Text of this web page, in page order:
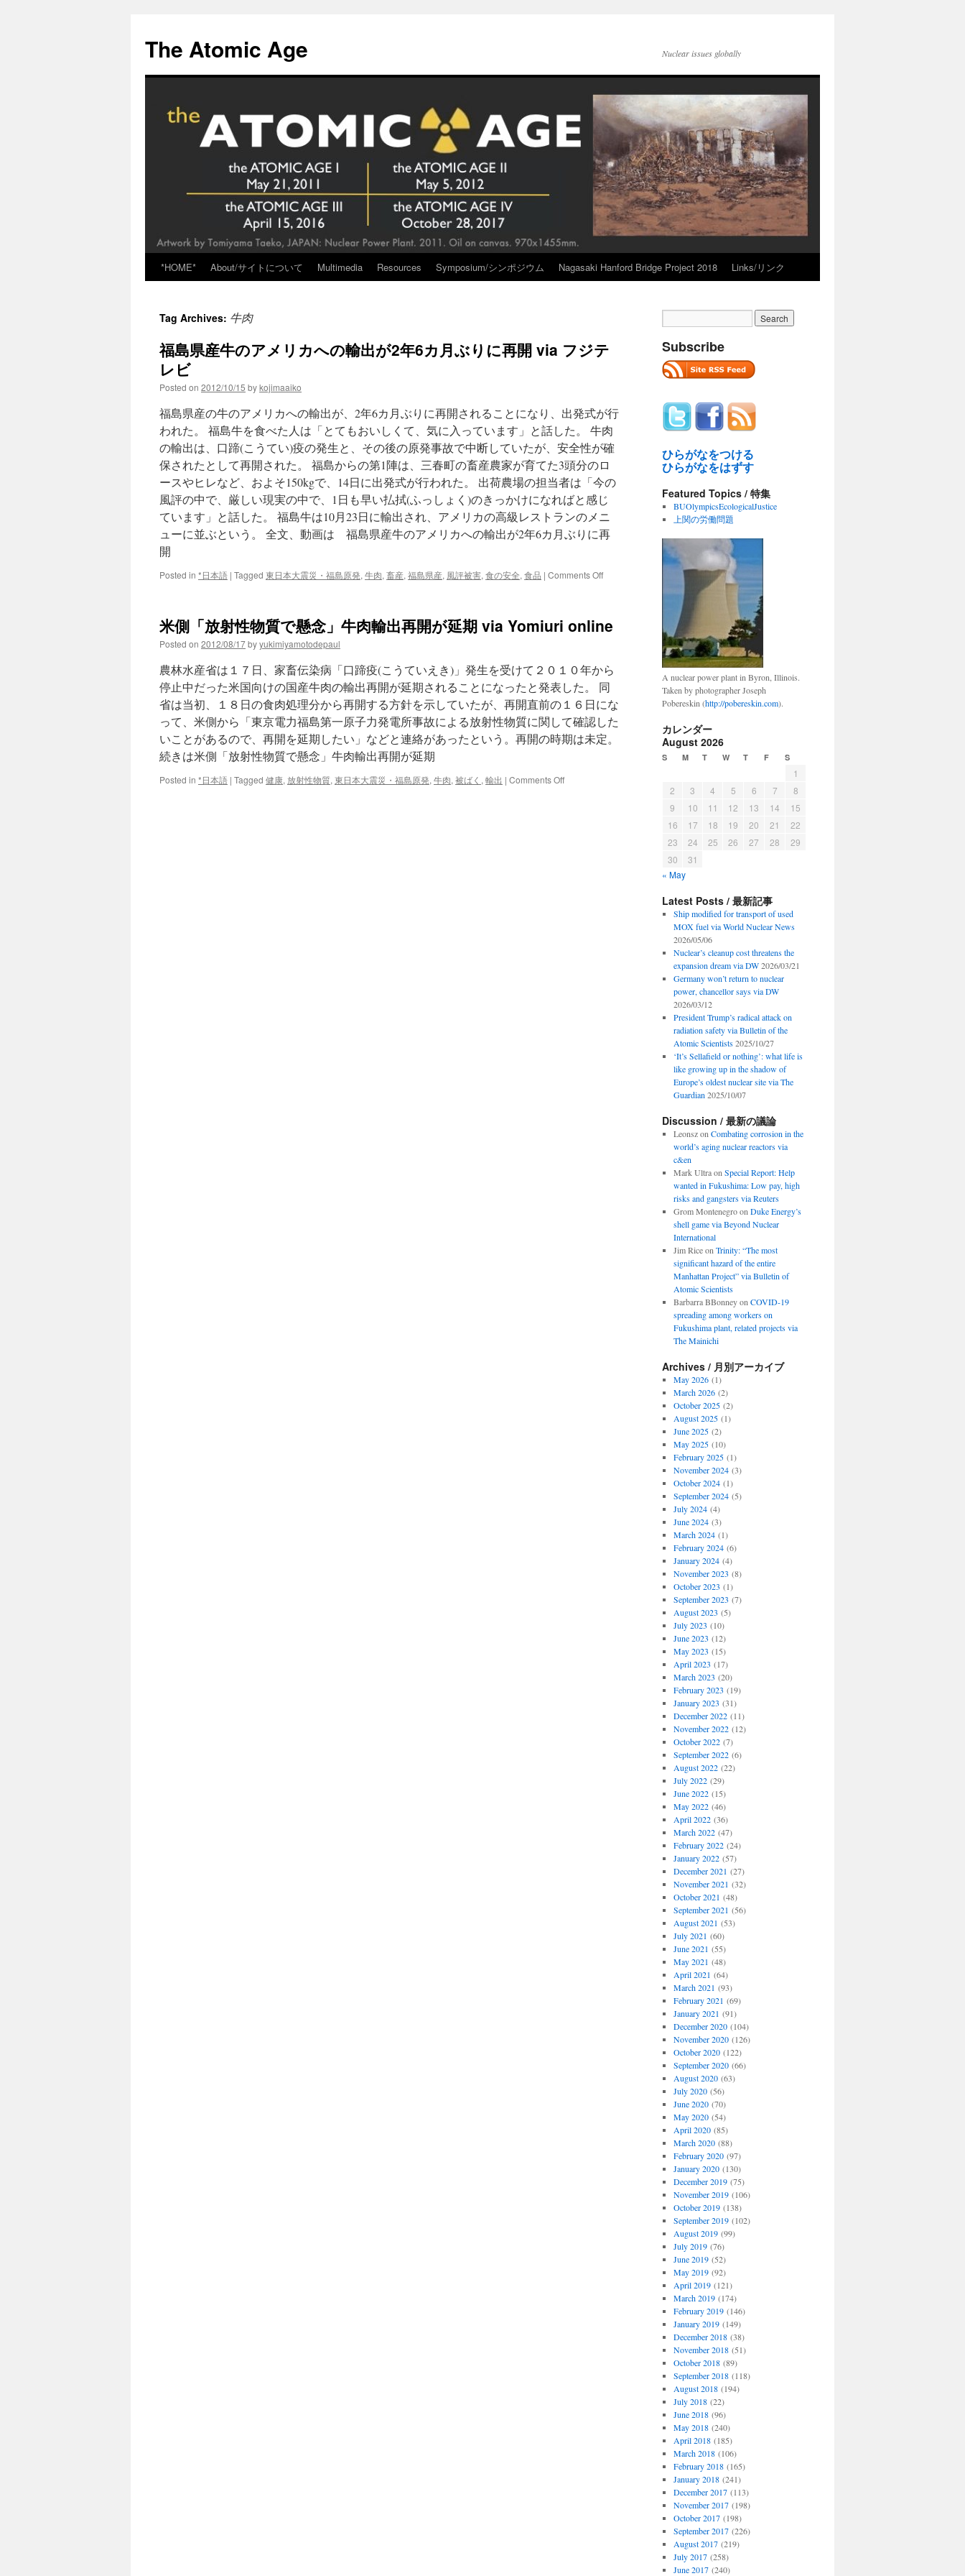
content
The Atomic Age Nuclear issues globally
*HOME* About/サイトについて Multimedia Resources Symposium/シンポジウム Nagasaki Hanford Bridge Project 2018 Links/リンク
Tag Archives: 牛肉
福島県産牛のアメリカへの輸出が2年6カ月ぶりに再開 via フジテ
レビ
Posted on 2012/10/15 bykojimaaiko
福島県産の牛のアメリカへの輸出が、2年6カ月ぶりに再開されることになり、出発式が行
われた。 福島牛を食べた人は「とてもおいしくて、気に入っています」と話した。 牛肉
の輸出は、口蹄(こうてい)疫の発生と、その後の原発事故で中断していたが、安全性が確
保されたとして再開された。 福島からの第1陣は、三春町の畜産農家が育てた3頭分のロ
ースやヒレなど、およそ150kgで、14日に出発式が行われた。 出荷農場の担当者は「今の
風評の中で、厳しい現実の中で、1日も早い払拭(ふっしょく)のきっかけになればと感じ
ています」と話した。 福島牛は10月23日に輸出され、アメリカの高級レストランのメニ
ューに並ぶという。 全文、動画は 福島県産牛のアメリカへの輸出が2年6カ月ぶりに再
開
Posted in *日本語 | Tagged 東日本大震災・福島原発, 牛肉, 畜産, 福島県産, 風評被害, 食の安全, 食品 | Comments Offon
産
ア
メ
リ
カ
へ
の
輸
米側「放射性物質で懸念」牛肉輸出再開が延期 via Yomiuri online
Posted on 2012/08/17byyukimiyamotodepaul
農林水産省は１７日、家畜伝染病「口蹄疫(こうていえき)」発生を受けて２０１０年から
停止中だった米国向けの国産牛肉の輸出再開が延期されることになったと発表した。 同
省は当初、１８日の食肉処理分から再開する方針を示していたが、再開直前の１６日にな
って、米側から「東京電力福島第一原子力発電所事故による放射性物質に関して確認した
いことがあるので、再開を延期したい」などと連絡があったという。再開の時期は未定。
続きは米側「放射性物質で懸念」牛肉輸出再開が延期
Posted in *日本語 | Tagged 健康, 放射性物質, 東日本大震災・福島原発, 牛肉, 被ばく , 輸出 | Comments Offon
Subscribe
ひらがなをつける
ひらがなをはずす
Featured Topics / 特集
BUOlympicsEcologicalJustice
上関の労働問題
A nuclear power plant in Byron, Illinois.
Taken by photographer Joseph
Pobereskin (http://pobereskin.com).
カレンダー
August 2026
S M T W T F S
1
2
3 4 5 6 7
8
9
10 11 12 13 14
15
16
17 18 19 20 21
22
23
24 25 26 27 28
29
30
31
« May
Latest Posts / 最新記事
Ship modified for transport of used
MOX fuel via World Nuclear News
2026/05/06
Nuclear’s cleanup cost threatens the
expansion dream via DW 2026/03/21
Germany won’t return to nuclear
power, chancellor says via DW
2026/03/12
President Trump’s radical attack on
radiation safety via Bulletin of the
Atomic Scientists 2025/10/27
‘It’s Sellafield or nothing’: what life is
like growing up in the shadow of
Europe’s oldest nuclear site via The
Guardian 2025/10/07
Discussion / 最新の議論
Leonszon Combating corrosion in the
world’s aging nuclear reactors via
c&en
Mark Ultraon Special Report: Help
wanted in Fukushima: Low pay, high
risks and gangsters via Reuters
Grom Montenegroon Duke Energy’s
shell game via Beyond Nuclear
International
Jim Riceon Trinity: “The most
significant hazard of the entire
Manhattan Project” via Bulletin of
Atomic Scientists
Barbarra BBonneyon COVID-19
spreading among workers on
Fukushima plant, related projects via
The Mainichi
Archives / 月別アーカイブ
May 2026(1)
March 2026(2)
October 2025(2)
August 2025(1)
June 2025(2)
May 2025(10)
February 2025(1)
November 2024(3)
October 2024(1)
September 2024(5)
July 2024(4)
June 2024(3)
March 2024(1)
February 2024(6)
January 2024(4)
November 2023 (8)
October 2023 (1)
September 2023 (7)
August 2023 (5)
July 2023 (10)
June 2023 (12)
May 2023 (15)
April 2023 (17)
March 2023 (20)
February 2023 (19)
January 2023 (31)
December 2022(11)
November 2022(12)
October 2022(7)
September 2022(6)
August 2022(22)
July 2022(29)
June 2022(15)
May 2022(46)
April 2022(36)
March 2022(47)
February 2022(24)
January 2022(57)
December 2021 (27)
November 2021 (32)
October 2021 (48)
September 2021 (56)
August 2021 (53)
July 2021 (60)
June 2021 (55)
May 2021 (48)
April 2021 (64)
March 2021 (93)
February 2021 (69)
January 2021 (91)
December 2020(104)
November 2020(126)
October 2020(122)
September 2020(66)
August 2020(63)
July 2020(56)
June 2020(70)
May 2020(54)
April 2020(85)
March 2020(88)
February 2020(97)
January 2020(130)
December 2019(75)
November 2019(106)
October 2019(138)
September 2019(102)
August 2019(99)
July 2019(76)
June 2019(52)
May 2019(92)
April 2019(121)
March 2019(174)
February 2019(146)
January 2019(149)
December 2018(38)
November 2018(51)
October 2018(89)
September 2018(118)
August 2018(194)
July 2018(22)
June 2018(96)
May 2018(240)
April 2018(185)
March 2018(106)
February 2018(165)
January 2018(241)
December 2017(113)
November 2017(198)
October 2017(198)
September 2017(226)
August 2017(219)
July 2017(258)
June 2017(240)